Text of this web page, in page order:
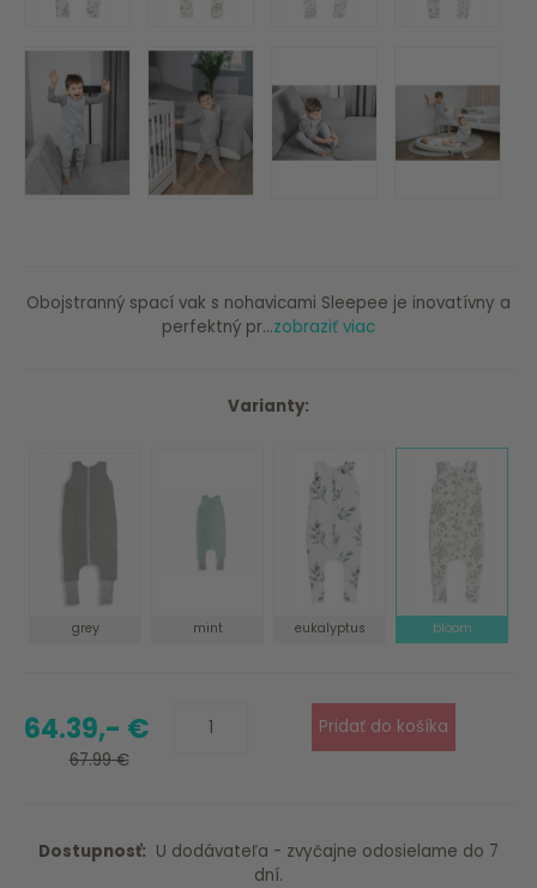
Obojstranný spací vak s nohavicami Sleepee je inovatívny a
perfektný pr...zobraziť viac
Varianty:
grey mint eukalyptus bloom
64.39,- €
67.99 €
Dostupnosť: U dodávateľa - zvyčajne odosielame do 7
dní.